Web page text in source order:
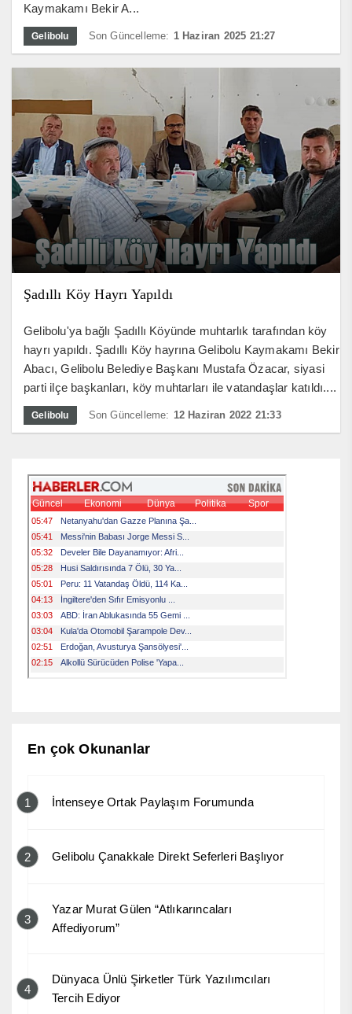
Kaymakamı Bekir A...
Gelibolu Son Güncelleme: 1 Haziran 2025 21:27
Şadıllı Köy Hayrı Yapıldı
Gelibolu'ya bağlı Şadıllı Köyünde muhtarlık tarafından köy
hayrı yapıldı. Şadıllı Köy hayrına Gelibolu Kaymakamı Bekir
Abacı, Gelibolu Belediye Başkanı Mustafa Özacar, siyasi
parti ilçe başkanları, köy muhtarları ile vatandaşlar katıldı....
Gelibolu Son Güncelleme: 12 Haziran 2022 21:33
En çok Okunanlar
1 İntenseye Ortak Paylaşım Forumunda
2 Gelibolu Çanakkale Direkt Seferleri Başlıyor
3
Yazar Murat Gülen “Atlıkarıncaları
Affediyorum”
4
Dünyaca Ünlü Şirketler Türk Yazılımcıları
Tercih Ediyor